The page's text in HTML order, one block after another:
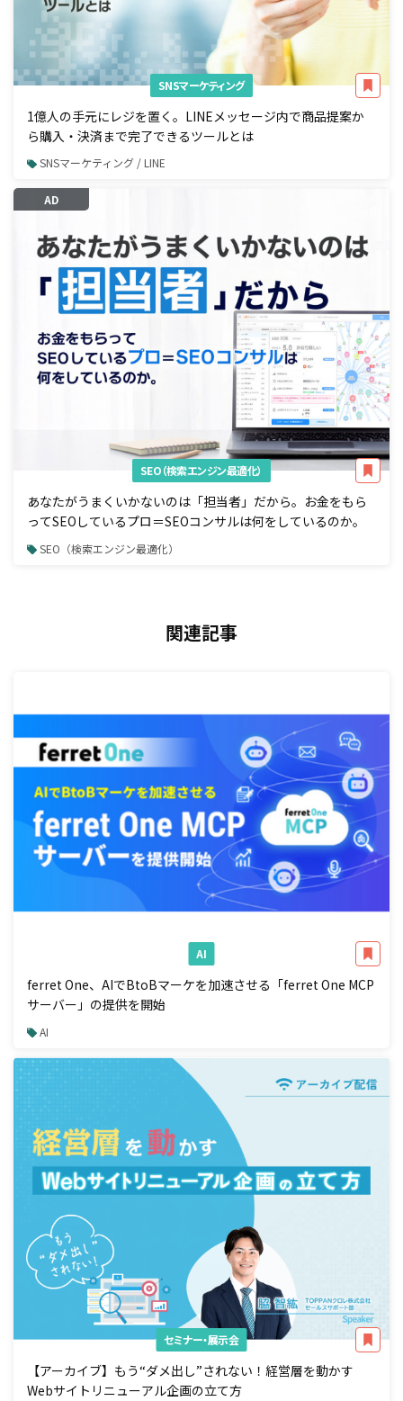
SNSマーケティング
1億人の手元にレジを置く。LINEメッセージ内で商品提案か
ら購入・決済まで完了できるツールとは
SNSマーケティング / LINE
AD
SEO（検索エンジン最適化）
あなたがうまくいかないのは「担当者」だから。お金をもら
ってSEOしているプロ＝SEOコンサルは何をしているのか。
SEO（検索エンジン最適化）
関連記事
AI
ferret One、AIでBtoBマーケを加速させる「ferret One MCP
サーバー」の提供を開始
AI
セミナー・展示会
【アーカイブ】もう“ダメ出し”されない！経営層を動かす
Webサイトリニューアル企画の立て方